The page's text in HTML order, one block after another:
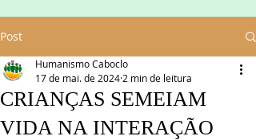
Post
CRIANÇAS SEMEIAM
VIDA NA INTERAÇÃO
Humanismo Caboclo
17 de mai. de 2024 2 min de leitura